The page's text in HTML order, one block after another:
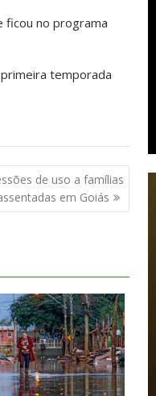
ficou no programa
temporada
de uso a famílias
em Goiás